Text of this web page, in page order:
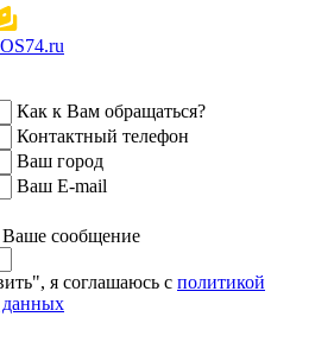
Как к Вам обращаться?
Контактный телефон
Ваш город
Ваш E-mail
Ваше сообщение
я соглашаюсь с политикой
данных